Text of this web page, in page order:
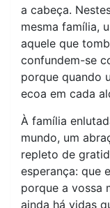
a cabeça.
mesma família,
aquele que
confundem-se
porque quando
ecoa em cada
À família
mundo, um
repleto de
esperança: que
porque a vossa
ainda há vidas